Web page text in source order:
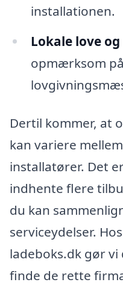
installationen.
Lokale love
opmærksom
Dertil kommer, at
kan variere
installatører. Det
indhente flere
du kan
serviceydelser.
ladeboks.dk gør
finde de rette